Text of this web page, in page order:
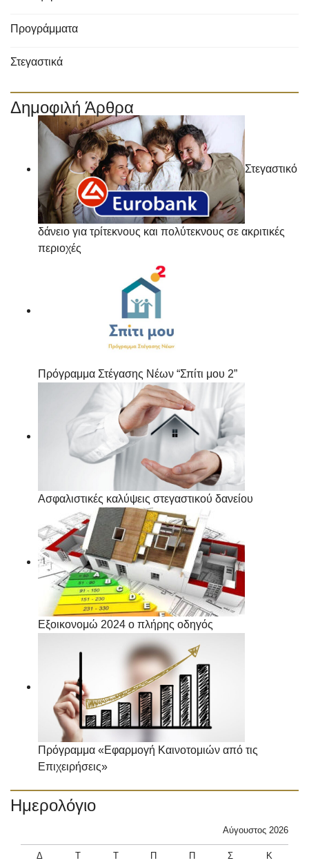
Προγράμματα
Στεγαστικά
Δημοφιλή Άρθρα
Στεγαστικό
δάνειο για τρίτεκνους και πολύτεκνους σε ακριτικές
περιοχές
Πρόγραμμα Στέγασης Νέων “Σπίτι μου 2”
Ασφαλιστικές καλύψεις στεγαστικού δανείου
Εξοικονομώ 2024 ο πλήρης οδηγός
Πρόγραμμα «Εφαρμογή Καινοτομιών από τις
Επιχειρήσεις»
Ημερολόγιο
Αύγουστος 2026
Δ Τ Τ Π Π Σ Κ